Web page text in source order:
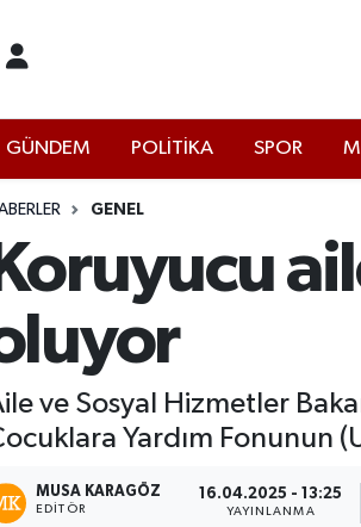
GÜNDEM POLİTİKA SPOR
GENEL
Koruyucu
ve Sosyal Hizmetler
Yardım Fonunun
MUSA KARAGÖZ
EDITÖR
16.04.2025 - 13:25
YAYINLANMA
Durumu
Vakitleri
Yoğunluk Haritası
Durumu ve Fikstür